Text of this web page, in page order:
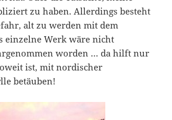
zu haben. Allerdings besteht
alt zu werden mit dem
einzelne Werk wäre nicht
worden … da hilft nur
ist, mit nordischer
betäuben!